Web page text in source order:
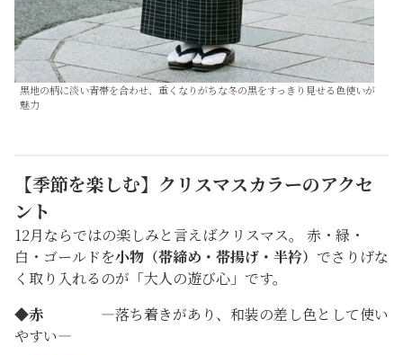
黒地の柄に淡い青帯を合わせ、重くなりがちな冬の黒をすっきり見せる色使いが
魅力
【季節を楽しむ】クリスマスカラーのアクセ
ント
12月ならではの楽しみと言えばクリスマス。 赤・緑・
白・ゴールドを小物（帯締め・帯揚げ・半衿） でさりげな
く取り入れるのが「大人の遊び心」です。
◆赤 ―落ち着きがあり、和装の差し色として使い
やすい―